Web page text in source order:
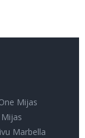
Mijas
Marbella